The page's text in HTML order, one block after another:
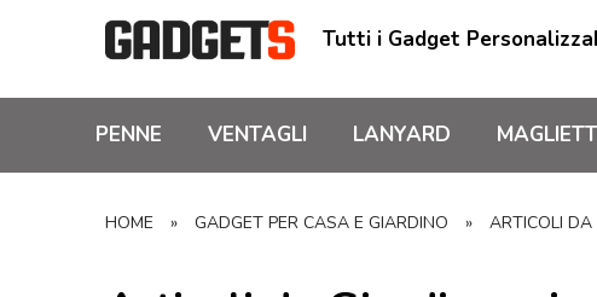
Tutti i Gadget
PENNE VENTAGLI LANYARD
HOME » GADGET PER CASA E GIARDINO » ARTICOLI DA